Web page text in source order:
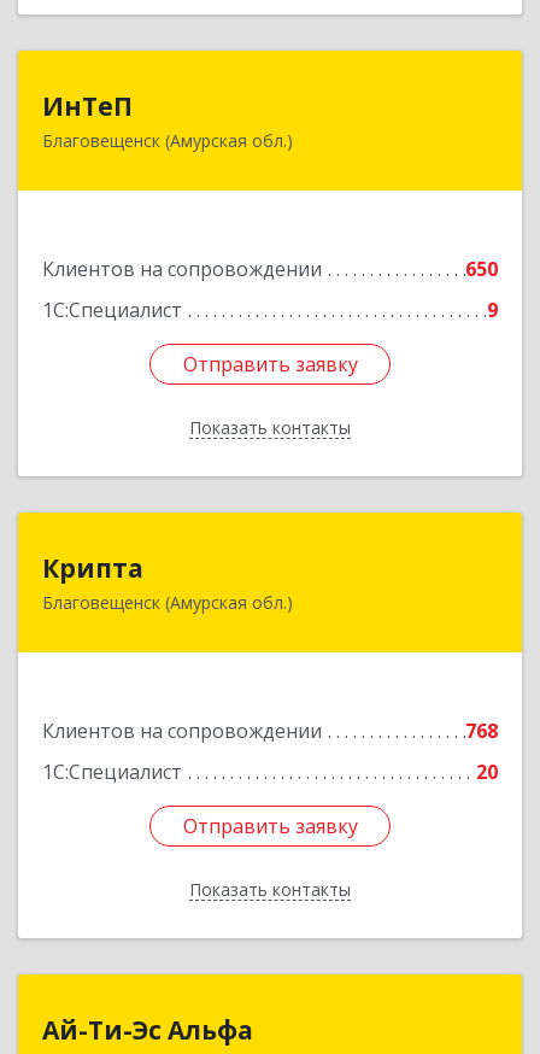
ИнТеП
Благовещенск (Амурская обл.)
Клиентов на сопровождении
650
1С:Специалист
9
Отправить заявку
Показать контакты
675000, Амурская обл, Благовещенск г,
Отправить заявку
Назад
Крипта
Благовещенск (Амурская обл.)
Клиентов на сопровождении
768
1С:Специалист
20
Отправить заявку
Показать контакты
675000, Амурская обл, Благовещенск г,
Отправить заявку
Назад
Ай-Ти-Эс Альфа